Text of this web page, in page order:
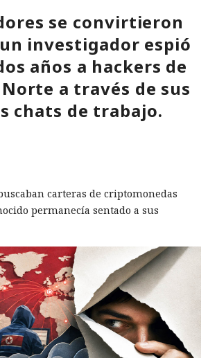
contratan en la nube una
mano" para estafar
que antes requerían equipos,
equipo se ensamblan cada vez más a
especialistas de HUMAN
se convirtieron
investigador espió
años a hackers de
a través de sus
chats de trabajo.
carteras de criptomonedas
permanecía sentado a sus